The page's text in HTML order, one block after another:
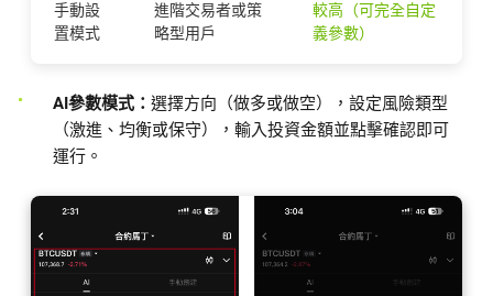
手動設
置模式
進階交易者或策
略型用戶
較高（可完全自定
義參數）
AI參數模式： 選擇方向（做多或做空），設定風險類型
（激進、均衡或保守），輸入投資金額並點擊確認即可
運行。